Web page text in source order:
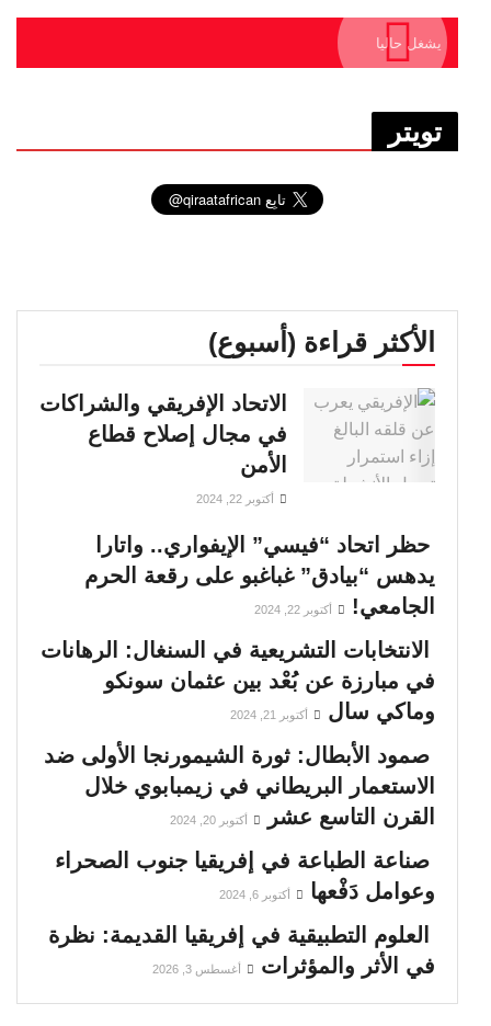
يشغل حاليا
تويتر
الأكثر قراءة (أسبوع)
الاتحاد الإفريقي والشراكات
في مجال إصلاح قطاع
الأمن
أكتوبر 22, 2024
حظر اتحاد “فيسي” الإيفواري.. واتارا
يدهس “بيادق” غباغبو على رقعة الحرم
الجامعي!
أكتوبر 22, 2024
الانتخابات التشريعية في السنغال: الرهانات
في مبارزة عن بُعْد بين عثمان سونكو
وماكي سال
أكتوبر 21, 2024
صمود الأبطال: ثورة الشيمورنجا الأولى ضد
الاستعمار البريطاني في زيمبابوي خلال
القرن التاسع عشر
أكتوبر 20, 2024
صناعة الطباعة في إفريقيا جنوب الصحراء
وعوامل دَفْعها
أكتوبر 6, 2024
العلوم التطبيقية في إفريقيا القديمة: نظرة
في الأثر والمؤثرات
أغسطس 3, 2026